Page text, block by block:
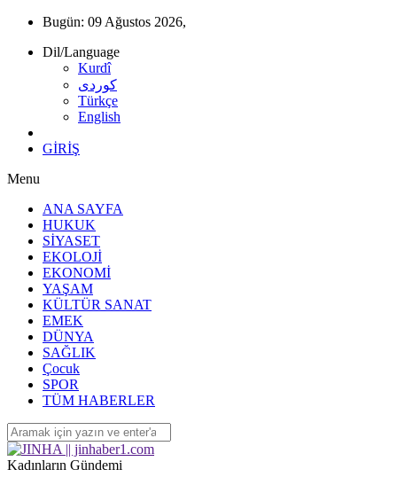
Bugün: 09 Ağustos 2026,
Dil/Language
Kurdî
كوردى
Türkçe
English
GİRİŞ
Menu
ANA SAYFA
HUKUK
SİYASET
EKOLOJİ
EKONOMİ
YAŞAM
KÜLTÜR SANAT
EMEK
DÜNYA
SAĞLIK
Çocuk
SPOR
TÜM HABERLER
Kadınların Gündemi
‘Yüzlerce çocuk devletin ihmalleri sonucu yaşamını yitirdi’
16:26 04/12/2016